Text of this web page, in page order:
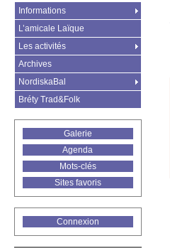
Informations
L’amicale Laïque
Les activités
Archives
NordiskaBal
Bréty Trad&Folk
Galerie
Agenda
Mots-clés
Sites favoris
Connexion